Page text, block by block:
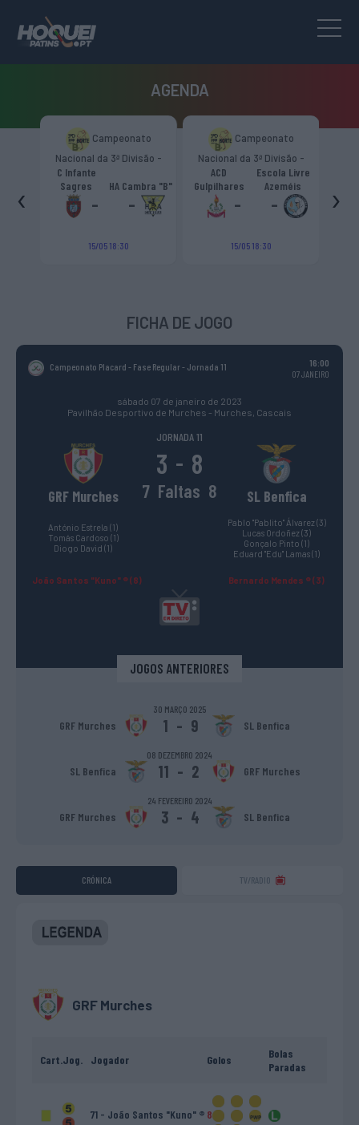
AGENDA
Campeonato
Nacional da 3ª Divisão -
Zona Norte “B”
C Infante
Sagres
-
HA Cambra "B"
-
15/05 18:30
Campeonato
Nacional da 3ª Divisão -
Zona Norte “B”
ACD
Gulpilhares
-
Escola Livre
Azeméis
-
15/05 18:30
‹ ›
FICHA DE JOGO
Campeonato Placard - Fase Regular- Jornada 11
16:00
07 JANEIRO
sábado 07 de janeiro de 2023
Pavilhão Desportivo de Murches - Murches, Cascais
JORNADA 11
GRF Murches
3 - 8
7 Faltas 8 SL Benfica
António Estrela (1)
Tomás Cardoso (1)
Diogo David (1)
Pablo "Pablito" Álvarez (3)
Lucas Ordoñez (3)
Gonçalo Pinto (1)
Eduard "Edu" Lamas (1)
João Santos "Kuno" ® (8) Bernardo Mendes ® (3)
JOGOS ANTERIORES
30 MARÇO 2025
GRF Murches 1 - 9 SL Benfica
08 DEZEMBRO 2024
SL Benfica 11 - 2 GRF Murches
24 FEVEREIRO 2024
GRF Murches 3 - 4 SL Benfica
CRÓNICA TV/RADIO
GRF Murches
Cart.Jog. Jogador Golos
Bolas
Paradas
71 - João Santos "Kuno" ® 8